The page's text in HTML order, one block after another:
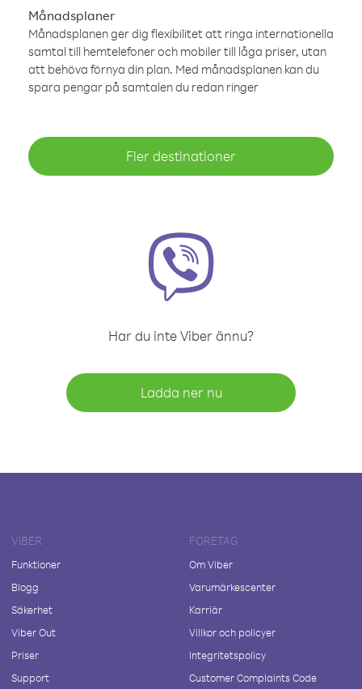
Månadsplaner
Månadsplanen ger dig flexibilitet att ringa internationella
samtal till hemtelefoner och mobiler till låga priser, utan
att behöva förnya din plan. Med månadsplanen kan du
spara pengar på samtalen du redan ringer
Fler destinationer
Har du inte Viber ännu?
Ladda ner nu
VIBER
Funktioner
Blogg
Säkerhet
Viber Out
Priser
Support
FÖRETAG
Om Viber
Varumärkescenter
Karriär
Villkor och policyer
Integritetspolicy
Customer Complaints Code